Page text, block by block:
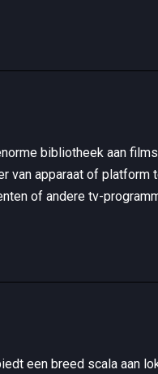
bibliotheek aan
van apparaat of
of andere tv-
een breed scala aan